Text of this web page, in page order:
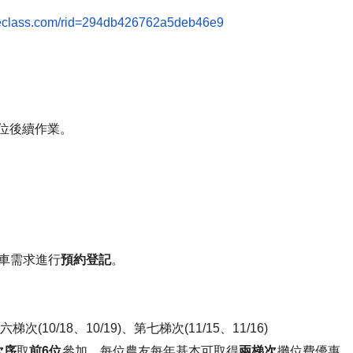
rid=294db426762a5deb46e9
後續作業。
需求進行預約登記。
梯次(10/18、10/19)、第七梯次(11/15、11/16)